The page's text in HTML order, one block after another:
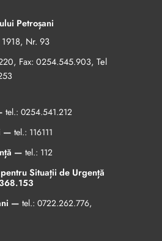
Petroșani
1918, Nr. 93
, Fax: 0254.545.903, Tel
tel.: 0254.541.212
— tel.: 116111
— tel.: 112
Situații de Urgență
— tel.: 0722.262.776,